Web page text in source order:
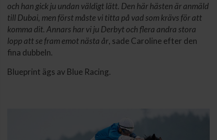
och han gick ju undan väldigt lätt. Den här hästen är anmäld
till Dubai, men först måste vi titta på vad som krävs för att
komma dit. Annars har vi ju Derbyt och flera andra stora
lopp att se fram emot nästa år, sade Caroline efter den
fina dubbeln.
Blueprint ägs av Blue Racing.